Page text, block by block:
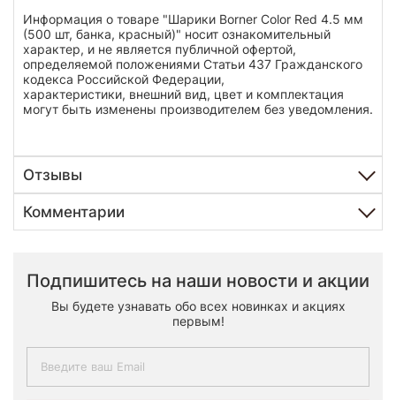
Информация о товаре "Шарики Borner Color Red 4.5 мм
(500 шт, банка, красный)" носит ознакомительный
характер, и не является публичной офертой,
определяемой положениями Статьи 437 Гражданского
кодекса Российской Федерации,
характеристики, внешний вид, цвет и комплектация
могут быть изменены производителем без уведомления.
Отзывы
Комментарии
Подпишитесь на наши новости и акции
Вы будете узнавать обо всех новинках и акциях
первым!